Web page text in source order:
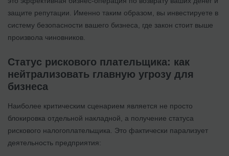
защите репутации. Именно таким образом, вы инвестируете в
систему безопасности вашего бизнеса, где закон стоит выше
произвола чиновников.
Статус рискового плательщика: как
нейтрализовать главную угрозу для
бизнеса
Наиболее критическим сценарием является не просто
блокировка отдельной накладной, а получение статуса
рискового налогоплательщика. Это фактически парализует
деятельность предприятия: